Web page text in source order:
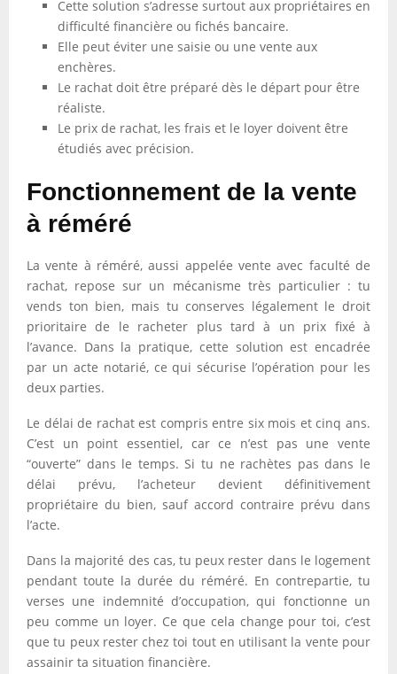
Cette solution s’adresse surtout aux propriétaires en
difficulté financière ou fichés bancaire.
Elle peut éviter une saisie ou une vente aux
enchères.
Le rachat doit être préparé dès le départ pour être
réaliste.
Le prix de rachat, les frais et le loyer doivent être
étudiés avec précision.
Fonctionnement de la vente
à réméré
La vente à réméré, aussi appelée vente avec faculté de
rachat, repose sur un mécanisme très particulier : tu
vends ton bien, mais tu conserves légalement le droit
prioritaire de le racheter plus tard à un prix fixé à
l’avance. Dans la pratique, cette solution est encadrée
par un acte notarié, ce qui sécurise l’opération pour les
deux parties.
Le délai de rachat est compris entre six mois et cinq ans.
C’est un point essentiel, car ce n’est pas une vente
“ouverte” dans le temps. Si tu ne rachètes pas dans le
délai prévu, l’acheteur devient définitivement
propriétaire du bien, sauf accord contraire prévu dans
l’acte.
Dans la majorité des cas, tu peux rester dans le logement
pendant toute la durée du réméré. En contrepartie, tu
verses une indemnité d’occupation, qui fonctionne un
peu comme un loyer. Ce que cela change pour toi, c’est
que tu peux rester chez toi tout en utilisant la vente pour
assainir ta situation financière.